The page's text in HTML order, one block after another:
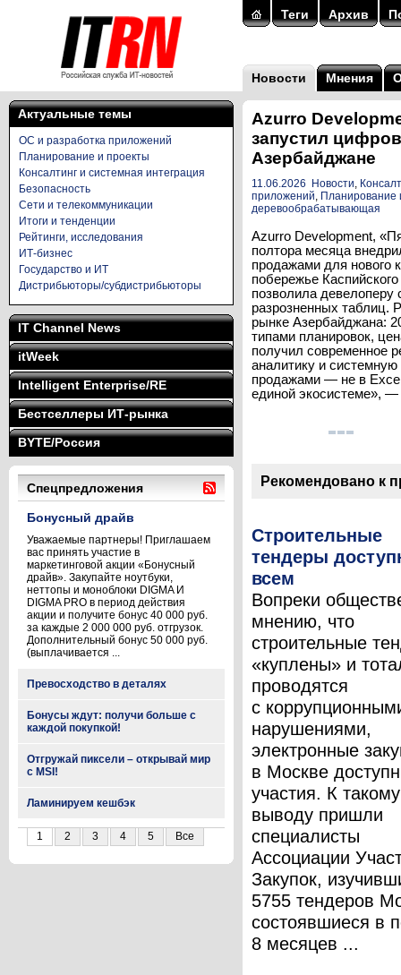
Теги Архив
Новости Мнения
Актуальные темы
ОС и разработка приложений
Планирование и проекты
Консалтинг и системная интеграция
Безопасность
Сети и телекоммуникации
Итоги и тенденции
Рейтинги, исследования
ИТ-бизнес
Государство и ИТ
Дистрибьюторы/субдистрибьюторы
IT Channel News
itWeek
Intelligent Enterprise/RE
Бестселлеры ИТ-рынка
BYTE/Россия
Спецпредложения
Бонусный драйв
Уважаемые партнеры! Приглашаем
вас принять участие в
маркетинговой акции «Бонусный
драйв». Закупайте ноутбуки,
неттопы и моноблоки DIGMA И
DIGMA PRO в период действия
акции и получите бонус 40 000 руб.
за каждые 2 000 000 руб. отгрузок.
Дополнительный бонус 50 000 руб.
(выплачивается ...
Превосходство в деталях
Бонусы ждут: получи больше с
каждой покупкой!
Отгружай пиксели – открывай мир
с MSI!
Ламинируем кешбэк
1 2 3 4 5 Все
Azurro
запустил
Азербайджане
11.06.2026 Новости,
приложений, Планирование
деревообрабатывающая
Azurro Development,
полтора месяца
продажами для нового
побережье
позволила девелоперу
разрозненных таблиц.
рынке Азербайджана:
типами планировок,
получил современное
аналитику и
продажами — не в
единой экосистеме»,
Рекомендовано к
Строительные
тендеры
всем
Вопреки
мнению, что
строительные
«куплены» и
проводятся
с
нарушениями,
электронные
в Москве
участия. К такому
выводу пришли
специалисты
Ассоциации
Закупок,
5755 тендеров
состоявшиеся в
8 месяцев ...